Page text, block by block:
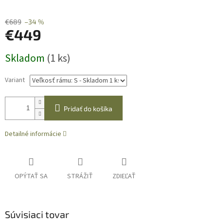
€689 –34 %
€449
cena:
Skladom (1 ks)
Variant
Pridať do košíka
Detailné informácie
OPÝTAŤ SA STRÁŽIŤ ZDIEĽAŤ
Súvisiaci tovar